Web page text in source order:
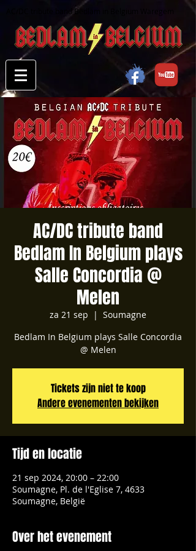
AC/DC tribute band Bedlam in Belgium Waregem
AC/DC tribute band
Bedlam In Belgium plays
Salle Concordia @
Melen
za 21 sep
  |
Soumagne
Bedlam In Belgium plays Salle Concordia
@ Melen
Tickets zijn niet te koop
Andere evenementen bekijken
Tijd en locatie
21 sep 2024, 20:00 – 22:00
Soumagne, Pl. de l'Eglise 7, 4633
Soumagne, België
Over het evenement